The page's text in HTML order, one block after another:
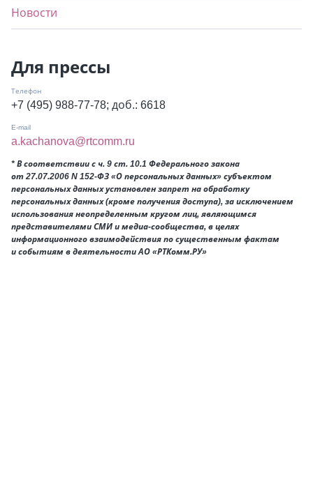
Новости
Для прессы
Телефон
+7 (495) 988-77-78; доб.: 6618
E-mail
a.kachanova@rtcomm.ru
* В соответствии с ч. 9 ст. 10.1 Федерального закона
от 27.07.2006 N 152-ФЗ «О персональных данных» субъектом
персональных данных установлен запрет на обработку
персональных данных (кроме получения доступа), за исключением
использования неопределенным кругом лиц, являющимся
представителями СМИ и медиа-сообщества, в целях
информационного взаимодействия по существенным фактам
и событиям в деятельности АО «РТКомм.РУ»